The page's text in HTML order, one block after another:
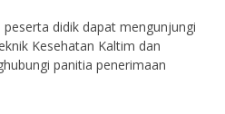
didik dapat mengunjungi
Kesehatan Kaltim dan
panitia penerimaan